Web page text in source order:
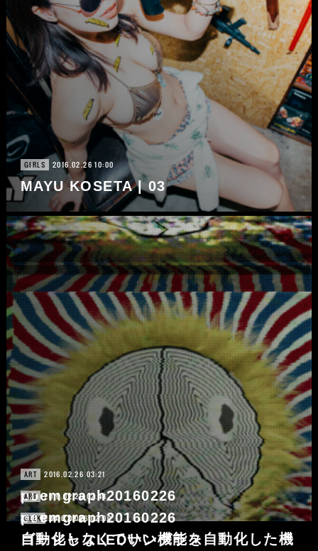
GIRLS 2016.02.26 10:00
MAYU KOSETA | 03
ART 2016.02.26 03:21
poemgraph20160226
ART 2016.02.26 02:48
poemgraph20160226
GEEK 2016.02.26 02:00
ゴージャスLEDサングラス
2016.02.25 22:00
自動化しなくていい機能を自動化した機